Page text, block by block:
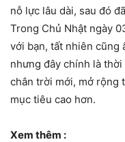
nỗ lực lâu dài, sau đó
Trong Chủ Nhật ngày
với bạn, tất nhiên cũng
nhưng đây chính là
chân trời mới, mở rộng
mục tiêu cao hơn.
Xem thêm :